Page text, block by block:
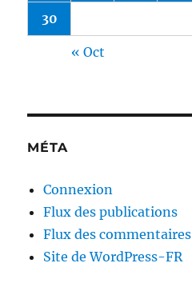
30
« Oct
MÉTA
Connexion
Flux des publications
Flux des commentaires
Site de WordPress-FR